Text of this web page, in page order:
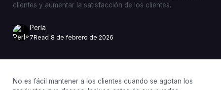
clientes y aumentar la satisfacción de los clientes.
Perla
7Read 8 de febrero de 2026
No es fácil mantener a los clientes cuando se agotan los